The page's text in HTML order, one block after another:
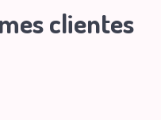
clientes